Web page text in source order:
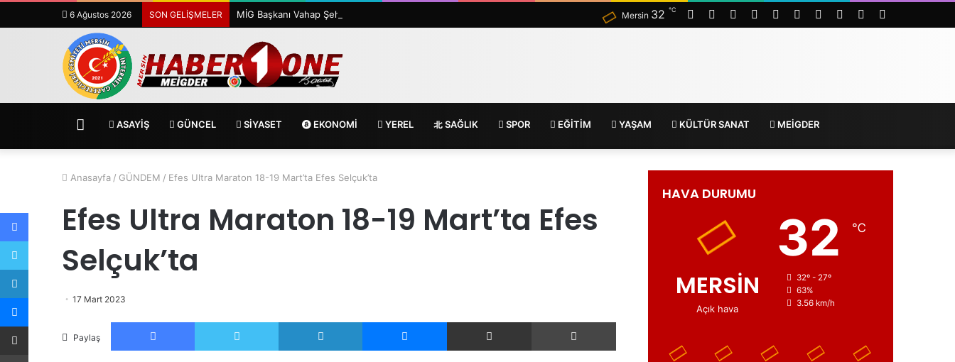
6 Ağustos 2026 SON GELİŞMELER
Kayıt
WhatsApp
Telegram
Instagram
YouTube
LinkedIn
Twitter
Facebook
RSS
Mersin 32 ℃
ANASAYFAASAYİŞ GÜNCEL SİYASET EKONOMİ YEREL SAĞLIK SPOR EĞİTİM YAŞAM KÜLTÜR SANAT MEİGDER
Anasayfa / GÜNDEM / Efes Ultra Maraton 18-19 Mart’ta Efes Selçuk’ta
Efes Ultra Maraton 18-19 Mart’ta Efes
Selçuk’ta
17 Mart 2023
Paylaş
Facebook Twitter LinkedIn Messenger E-Posta ile paylaş Yazdır
HAVA DURUMU
MERSİN
Açık hava
32 ℃
32º - 27º
63%
3.56 km/h
Facebook
Twitter
LinkedIn
Messenger
E-Posta ile paylaş